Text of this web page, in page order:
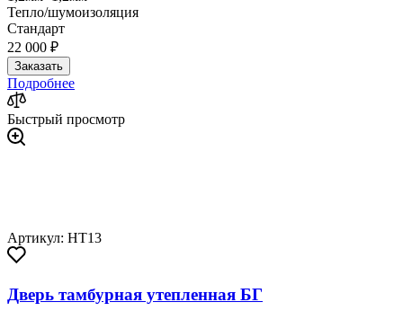
Тепло/шумоизоляция
Стандарт
22 000 ₽
Заказать
Подробнее
Быстрый просмотр
Артикул: HT13
Дверь тамбурная утепленная БГ